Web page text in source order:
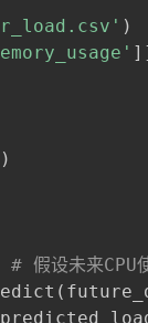
)
]
)
# 假设未来CPU
(